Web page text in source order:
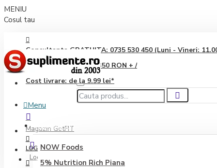
MENIU
Cosul tau
Consultanta GRATUITA: 0735 530 450 (Luni - Vineri:
Transport GRATUIT: 350 RON + /
Cost livrare: de la 9.99 lei*
Magazin GetFIT
Login
Menu
Producători
NOW Foods
5% Nutrition Rich Piana
LOGIN